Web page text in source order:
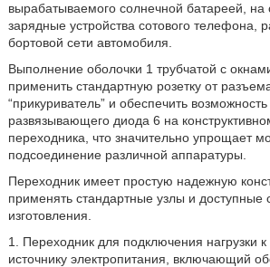
вырабатываемого солнечной батареей, на
зарядные устройства сотового телефона,
бортовой сети автомобиля.
Выполнение оболочки 1 трубчатой с
применить стандартную розетку от
“прикуриватель” и обеспечить
развязывающего диода 6 на
переходника, что значительно упрощает
подсоединение различной аппаратуры.
Переходник имеет простую надежную
применять стандартные узлы и доступные
изготовления.
1. Переходник для подключения нагрузки к
источнику электропитания, включающий